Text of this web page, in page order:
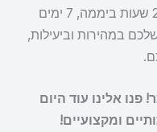
מקבלים שירות מקצועי, אמין וזמין 24 שעות ביממה, 7 ימים
במהירות וביעילות,
אלינו עוד היום
ומקצועיים!